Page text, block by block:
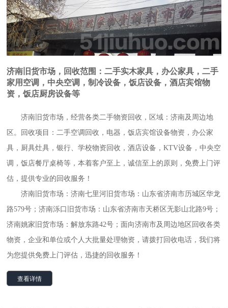
济南旧货市场，回收范围：二手实木家具，办公家具，二手
家用空调，中央空调，制冷设备，饭店设备，酒店宾馆物
资，饭店厨房设备等
济南旧货市场，经营各类二手物资回收，区域：济南及周边地
区。回收项目：二手空调回收，电器，饭店宾馆设备物资，办公家
具，厨具灶具，银行、学校物资回收，酒店设备，KTV设备，中央空
调，饭店餐厅桌椅等，本着客户至上，诚信至上的原则，免费上门评
估，提供专业的回收服务！
济南旧货市场：济南七里河旧货市场：山东省济南市历城区华龙
路579号；济南泺口旧货市场：山东省济南市天桥区无影山北路9号；
济南姚家旧货市场：解放东路42号；面向济南市及周边地区回收各类
物资，企业和单位或个人大批量处理物资，请拨打回收电话，我们将
为您提供免费上门评估，迅捷的回收服务！
查看详情